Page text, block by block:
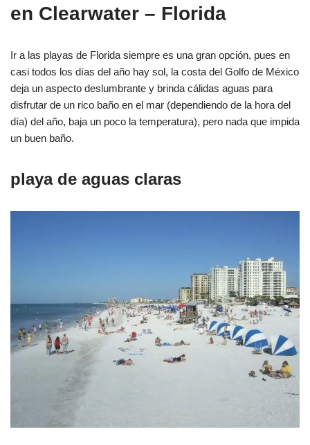
en Clearwater – Florida
Ir a las playas de Florida siempre es una gran opción, pues en
casi todos los días del año hay sol, la costa del Golfo de México
deja un aspecto deslumbrante y brinda cálidas aguas para
disfrutar de un rico baño en el mar (dependiendo de la hora del
día) del año, baja un poco la temperatura), pero nada que impida
un buen baño.
playa de aguas claras